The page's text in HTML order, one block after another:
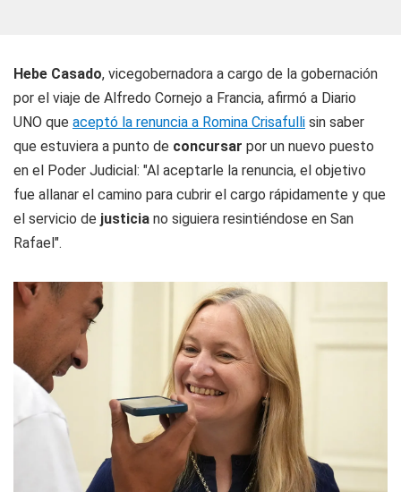
Hebe Casado, vicegobernadora a cargo de la gobernación
por el viaje de Alfredo Cornejo a Francia, afirmó a Diario
UNO que aceptó la renuncia a Romina Crisafulli sin saber
que estuviera a punto de concursar por un nuevo puesto
en el Poder Judicial: "Al aceptarle la renuncia, el objetivo
fue allanar el camino para cubrir el cargo rápidamente y que
el servicio de justicia no siguiera resintiéndose en San
Rafael".